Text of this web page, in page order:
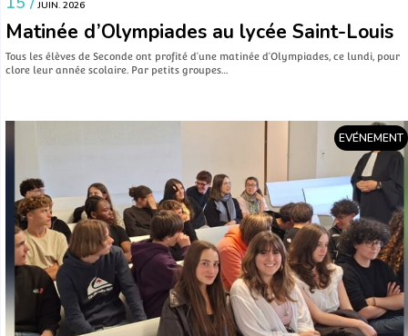
JUIN. 2026
Matinée d’Olympiades au lycée Saint-Louis
Tous les élèves de Seconde ont profité d’une matinée d’Olympiades, ce lundi, pour
clore leur année scolaire. Par petits groupes…
EVÉNEMENT